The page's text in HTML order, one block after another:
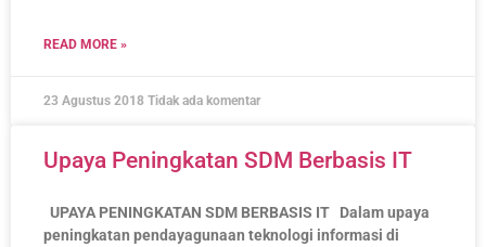
READ MORE »
23 Agustus 2018 Tidak ada komentar
Upaya Peningkatan SDM Berbasis IT
UPAYA PENINGKATAN SDM BERBASIS IT Dalam upaya
peningkatan pendayagunaan teknologi informasi di